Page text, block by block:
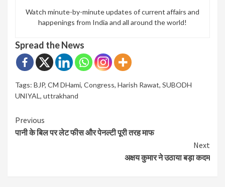
Watch minute-by-minute updates of current affairs and
happenings from India and all around the world!
Spread the News
Tags: BJP, CM DHami, Congress, Harish Rawat, SUBODH
UNIYAL, uttrakhand
Continue
Reading
Previous
पानी के बिल पर लेट फीस और पेनल्टी पूरी तरह माफ
Next
अक्षय कुमार ने उठाया बड़ा कदम